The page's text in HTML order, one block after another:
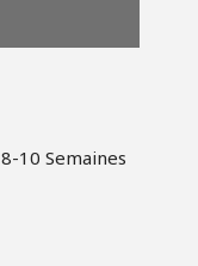
8-10 Semaines